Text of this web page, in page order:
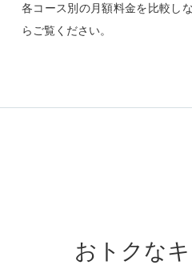
各コース別の月額料金を比較し
らご覧ください。
おトクな